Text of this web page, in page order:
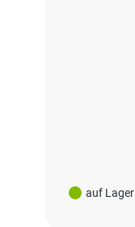
auf Lager